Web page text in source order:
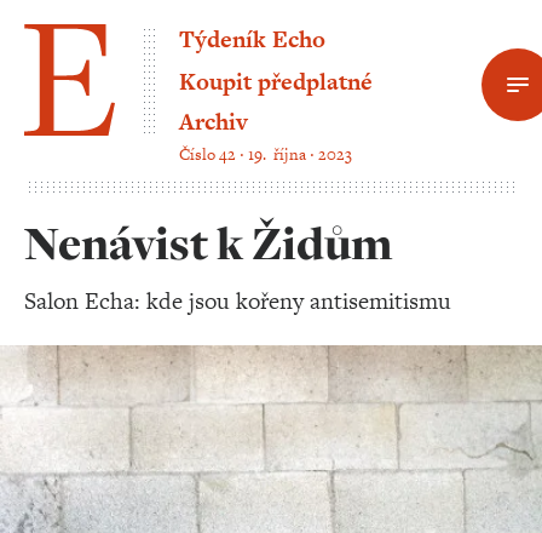
Týdeník Echo
Koupit předplatné
Archiv
Číslo 42 ‧ 19. října ‧ 2023
Nenávist k Židům
Salon Echa: kde jsou kořeny antisemitismu